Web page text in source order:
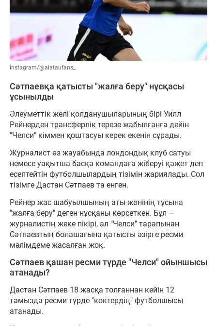
instagram/@alataufans_
Сәтпаевқа қатысты "жалға беру" нұсқасы
ұсынылды
Әлеуметтік желі қолданушыларының бірі Уилл
Рейнерден трансферлік терезе жабылғанға дейін
"Челси" кіммен қоштасуы керек екенін сұрады.
Журналист өз жауабында лондондық клуб сатуы
немесе уақытша басқа командаға жіберуі қажет деп
есептейтін футболшылардың тізімін жариялады. Сол
тізімге Дастан Сәтпаев та енген.
Рейнер жас шабуылшының аты-жөнінің тұсына
"жалға беру" деген нұсқаны көрсеткен. Бұл —
журналистің жеке пікірі, ал "Челси" тарапынан
Сәтпаевтың болашағына қатысты әзірге ресми
мәлімдеме жасалған жоқ.
Сәтпаев қашан ресми түрде "Челси" ойыншысы
атанады?
Дастан Сәтпаев 18 жасқа толғаннан кейін 12
тамызда ресми түрде "көктердің" футболшысы
атанады.